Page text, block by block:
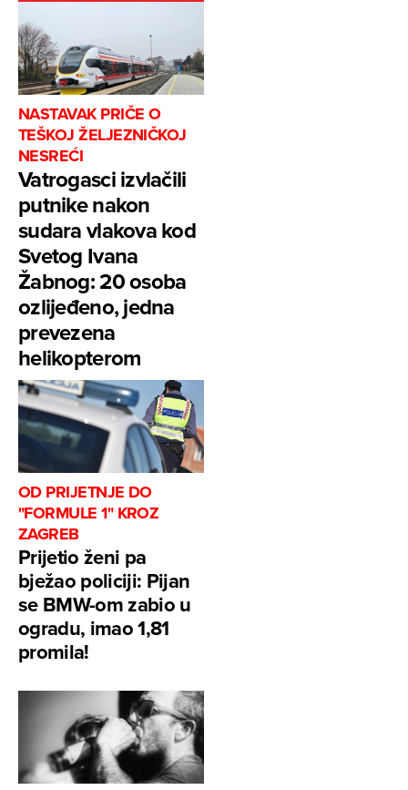
NASTAVAK PRIČE O
TEŠKOJ ŽELJEZNIČKOJ
NESREĆI
Vatrogasci izvlačili
putnike nakon
sudara vlakova kod
Svetog Ivana
Žabnog: 20 osoba
ozlijeđeno, jedna
prevezena
helikopterom
OD PRIJETNJE DO
"FORMULE 1" KROZ
ZAGREB
Prijetio ženi pa
bježao policiji: Pijan
se BMW-om zabio u
ogradu, imao 1,81
promila!